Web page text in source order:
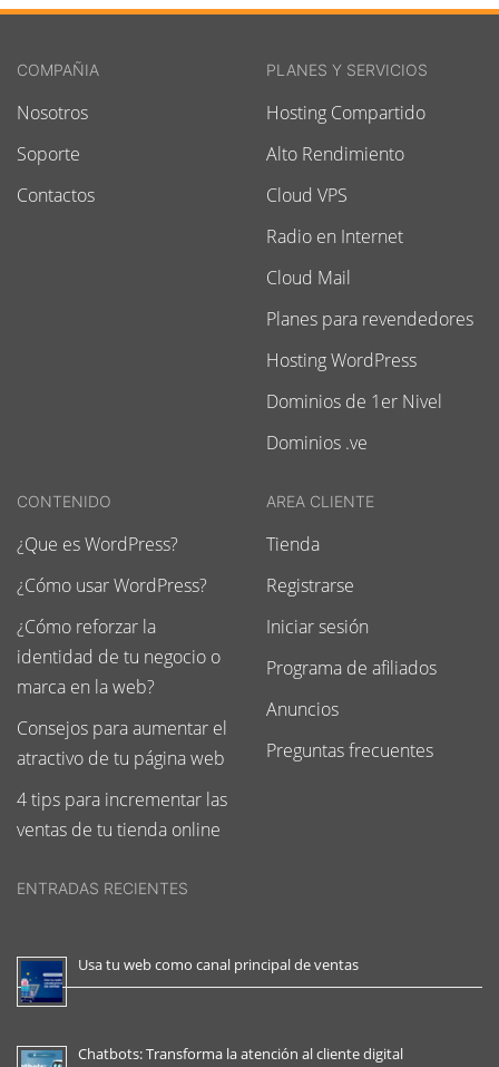
COMPAÑIA
Nosotros
Soporte
Contactos
PLANES Y SERVICIOS
Hosting Compartido
Alto Rendimiento
Cloud VPS
Radio en Internet
Cloud Mail
Planes para revendedores
Hosting WordPress
Dominios de 1er Nivel
Dominios .ve
CONTENIDO
¿Que es WordPress?
¿Cómo usar WordPress?
¿Cómo reforzar la
identidad de tu negocio o
marca en la web?
Consejos para aumentar el
atractivo de tu página web
4 tips para incrementar las
ventas de tu tienda online
AREA CLIENTE
Tienda
Registrarse
Iniciar sesión
Programa de afiliados
Anuncios
Preguntas frecuentes
ENTRADAS RECIENTES
Usa tu web como canal principal de ventas
Chatbots: Transforma la atención al cliente digital